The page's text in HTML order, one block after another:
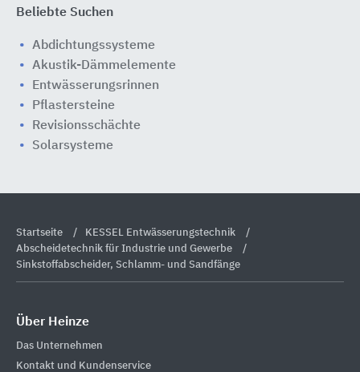
Beliebte Suchen
Abdichtungssysteme
Akustik-Dämmelemente
Entwässerungsrinnen
Pflastersteine
Revisionsschächte
Solarsysteme
Startseite
KESSEL Entwässerungstechnik
Abscheidetechnik für Industrie und Gewerbe
Sinkstoffabscheider, Schlamm- und Sandfänge
Über Heinze
Das Unternehmen
Kontakt und Kundenservice